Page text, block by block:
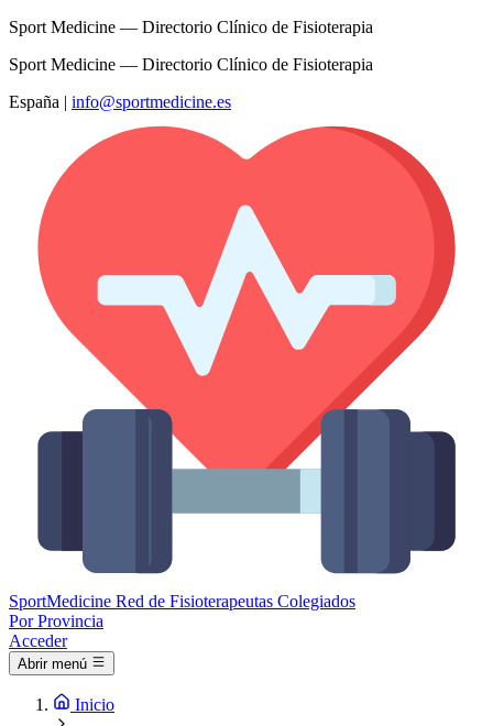
Sport Medicine — Directorio Clínico de Fisioterapia
Sport Medicine — Directorio Clínico de Fisioterapia
España | info@sportmedicine.es
SportMedicine Red de Fisioterapeutas Colegiados
Por Provincia
Acceder
Abrir menú
Inicio